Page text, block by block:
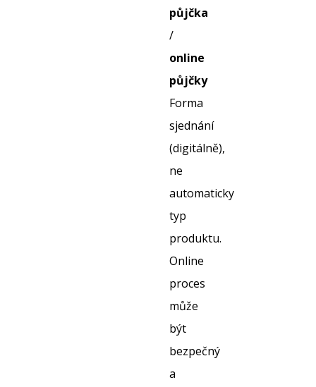
půjčka
/
online
půjčky
Forma
sjednání
(digitálně),
ne
automaticky
typ
produktu.
Online
proces
může
být
bezpečný
a